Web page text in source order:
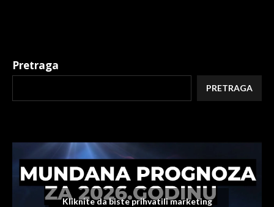
Pretraga
PRETRAGA
Kliknite da biste prihvatili marketing